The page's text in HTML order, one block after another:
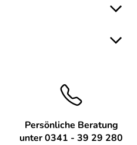
Persönliche Beratung
unter 0341 - 39 29 280